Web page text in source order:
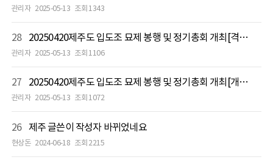
관리자 2025-05-13 조회 1343
28 20250420제주도 입도조 묘제 봉행 및 정기총회 개최[격려사]
관리자 2025-05-13 조회 1106
27 20250420제주도 입도조 묘제 봉행 및 정기총회 개최[개회사]
관리자 2025-05-13 조회 1072
26 제주 글쓴이 작성자 바뀌었네요
현상돈 2024-06-18 조회 2215